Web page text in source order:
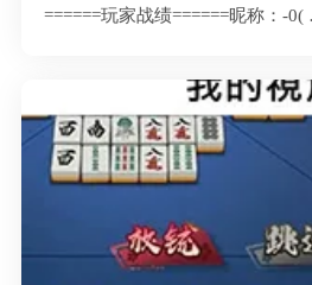
======玩家战绩======昵称：-